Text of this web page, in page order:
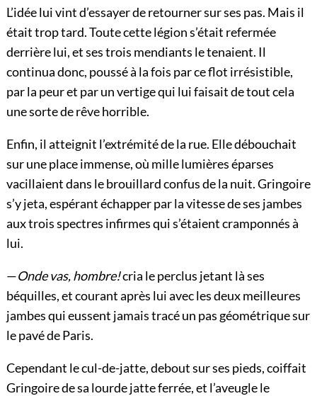
L’idée lui vint d’essayer de retourner sur ses pas. Mais il
était trop tard. Toute cette légion s’était refermée
derrière lui, et ses trois mendiants le tenaient. Il
continua donc, poussé à la fois par ce flot irrésistible,
par la peur et par un vertige qui lui faisait de tout cela
une sorte de rêve horrible.
Enfin, il atteignit l’extrémité de la rue. Elle débouchait
sur une place immense, où mille lumières éparses
vacillaient dans le brouillard confus de la nuit. Gringoire
s’y jeta, espérant échapper par la vitesse de ses jambes
aux trois spectres infirmes qui s’étaient cramponnés à
lui.
—Onde vas, hombre!cria le perclus jetant là ses
béquilles, et courant après lui avec les deux meilleures
jambes qui eussent jamais tracé un pas géométrique sur
le pavé de Paris.
Cependant le cul-de-jatte, debout sur ses pieds, coiffait
Gringoire de sa lourde jatte ferrée, et l’aveugle le